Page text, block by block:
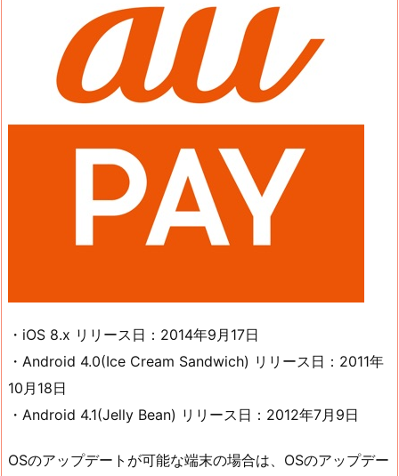
・iOS 8.x リリース日：2014年9月17日
・Android 4.0(Ice Cream Sandwich) リリース日：2011年
10月18日
・Android 4.1(Jelly Bean) リリース日：2012年7月9日
OSのアップデートが可能な端末の場合は、OSのアップデー